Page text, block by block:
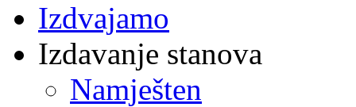
Izdvajamo
Izdavanje stanova
Namješten